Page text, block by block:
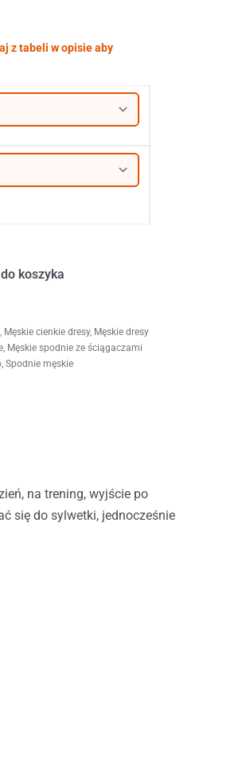
koszyka
, Męskie cienkie dresy, Męskie dresy
, Męskie spodnie ze ściągaczami
,Spodnie męskie
na trening, wyjście po
się do sylwetki, jednocześnie